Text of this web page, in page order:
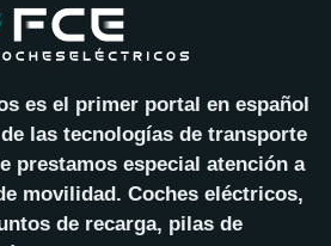
es el primer portal en español
las tecnologías de transporte
prestamos especial atención a
movilidad. Coches eléctricos,
de recarga, pilas de